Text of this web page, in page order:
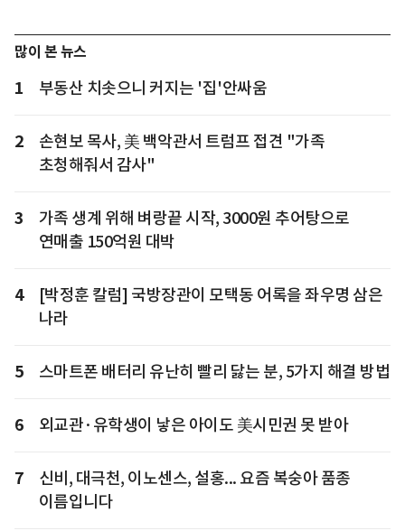
많이 본 뉴스
1 부동산 치솟으니 커지는 '집'안싸움
2
손현보 목사, 美 백악관서 트럼프 접견 "가족
초청해줘서 감사"
3
가족 생계 위해 벼랑끝 시작, 3000원 추어탕으로
연매출 150억원 대박
4
[박정훈 칼럼] 국방장관이 모택동 어록을 좌우명 삼은
나라
5 스마트폰 배터리 유난히 빨리 닳는 분, 5가지 해결 방법
6 외교관·유학생이 낳은 아이도 美시민권 못 받아
7
신비, 대극천, 이노센스, 설홍... 요즘 복숭아 품종
이름입니다